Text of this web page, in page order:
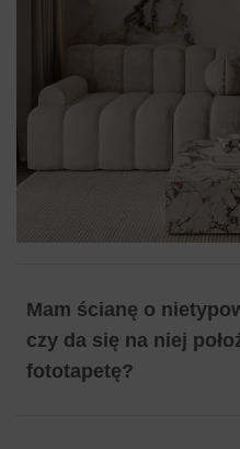
Mam ścianę o
czy da się na niej
fototapetę?